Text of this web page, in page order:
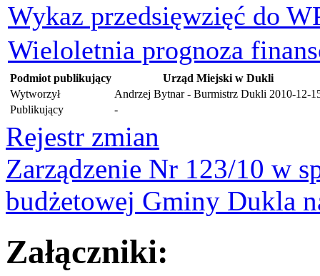
Wykaz przedsięwzięć do
Wieloletnia prognoza
Podmiot publikujący
Urząd Miejski w Dukli
Wytworzył
Andrzej Bytnar - Burmistrz Dukli 2010-12-
Publikujący
-
Rejestr zmian
Zarządzenie Nr 123/10 w
budżetowej Gminy Dukla
Załączniki: